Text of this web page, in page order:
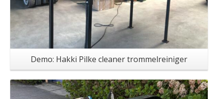
Demo: Hakki Pilke cleaner trommelreiniger